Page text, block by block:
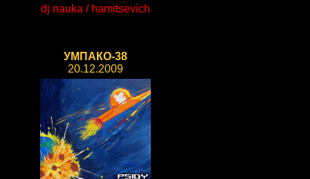
dj nauka / hamitsevich
УМПАКО-38
20.12.2009